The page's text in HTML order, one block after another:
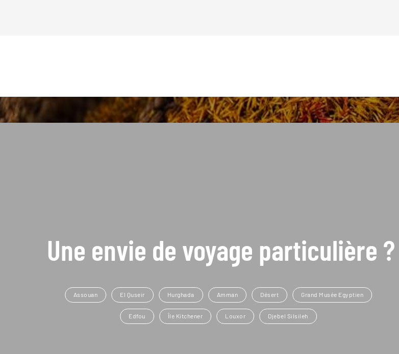
Une envie de voyage particulière ?
Assouan El Quseir Hurghada Amman Désert Grand Musée Egyptien
Edfou Île Kitchener Louxor Djebel Silsileh